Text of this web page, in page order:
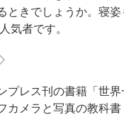
ときでしょうか。寝
気者です。
プレス刊の書籍「世
カメラと写真の教科